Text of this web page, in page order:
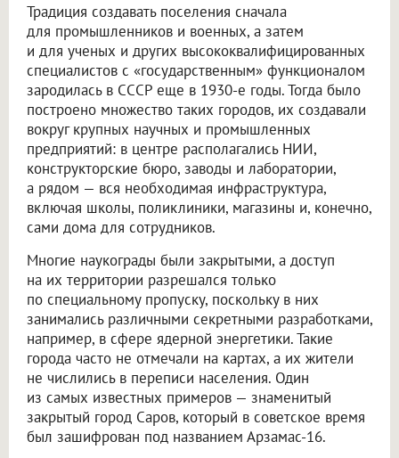
Традиция создавать поселения сначала
для промышленников и военных, а затем
и для ученых и других высококвалифицированных
специалистов с «государственным» функционалом
зародилась в СССР еще в 1930-е годы. Тогда было
построено множество таких городов, их создавали
вокруг крупных научных и промышленных
предприятий: в центре располагались НИИ,
конструкторские бюро, заводы и лаборатории,
а рядом — вся необходимая инфраструктура,
включая школы, поликлиники, магазины и, конечно,
сами дома для сотрудников.
Многие наукограды были закрытыми, а доступ
на их территории разрешался только
по специальному пропуску, поскольку в них
занимались различными секретными разработками,
например, в сфере ядерной энергетики. Такие
города часто не отмечали на картах, а их жители
не числились в переписи населения. Один
из самых известных примеров — знаменитый
закрытый город Саров, который в советское время
был зашифрован под названием Арзамас-16.